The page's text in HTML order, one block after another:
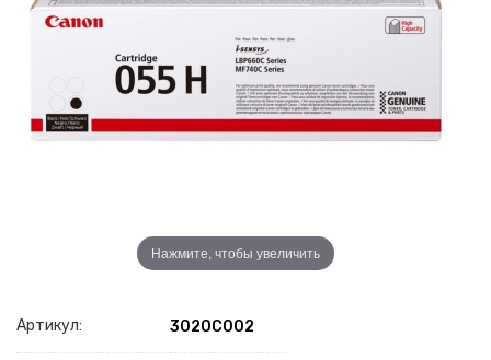
Нажмите, чтобы увеличить
Артикул: 3020C002